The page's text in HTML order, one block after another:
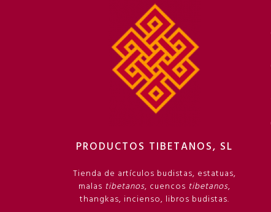
PRODUCTOS TIBETANOS, SL
Tienda de artículos budistas, estatuas,
malas tibetanos, cuencos tibetanos,
thangkas, incienso, libros budistas.